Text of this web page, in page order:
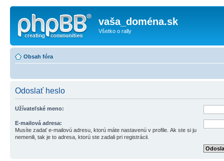
vaša_doména.sk
Všetko o rally
Obsah fóra
Odoslať heslo
Užívateľské meno:
E-mailová adresa:
Musíte zadať e-mailovú adresu, ktorú máte nastavenú v profile. Ak ste si ju
nemenili, tak je to adresa, ktorú ste zadali pri registrácii.